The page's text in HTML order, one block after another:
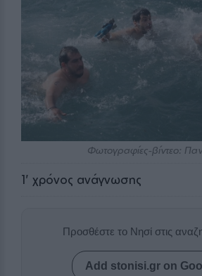
Φωτογραφίες-βίντεο:
1' χρόνος ανάγνωσης
Προσθέστε το Νησί στις
Add stonisi.gr on